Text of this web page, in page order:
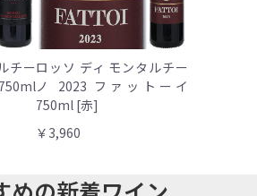
チーロッソ ディ モンタルチー
ノ 2023 ファットーイ
750ml [赤]
￥3,960